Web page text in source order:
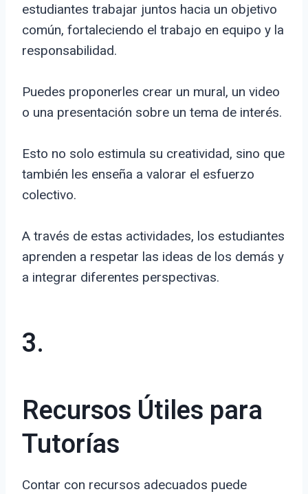
estudiantes trabajar juntos hacia un objetivo
común, fortaleciendo el trabajo en equipo y la
responsabilidad.
Puedes proponerles crear un mural, un video
o una presentación sobre un tema de interés.
Esto no solo estimula su creatividad, sino que
también les enseña a valorar el esfuerzo
colectivo.
A través de estas actividades, los estudiantes
aprenden a respetar las ideas de los demás y
a integrar diferentes perspectivas.
3.
Recursos Útiles para
Tutorías
Contar con recursos adecuados puede